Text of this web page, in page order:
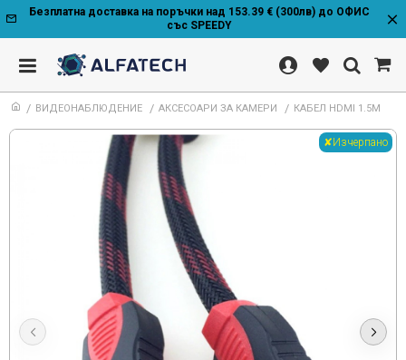
Безплатна доставка на поръчки над 153.39 € (300лв) до ОФИС
със SPEEDY
ВИДЕОНАБЛЮДЕНИЕ АКСЕСОАРИ ЗА КАМЕРИ КАБЕЛ HDMI 1.5M
✘Изчерпано